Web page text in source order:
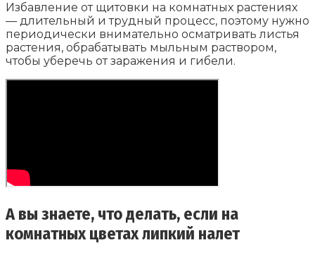
Избавление от щитовки на комнатных растениях
— длительный и трудный процесс, поэтому нужно
периодически внимательно осматривать листья
растения, обрабатывать мыльным раствором,
чтобы уберечь от заражения и гибели.
А вы знаете, что делать, если на
комнатных цветах липкий налет